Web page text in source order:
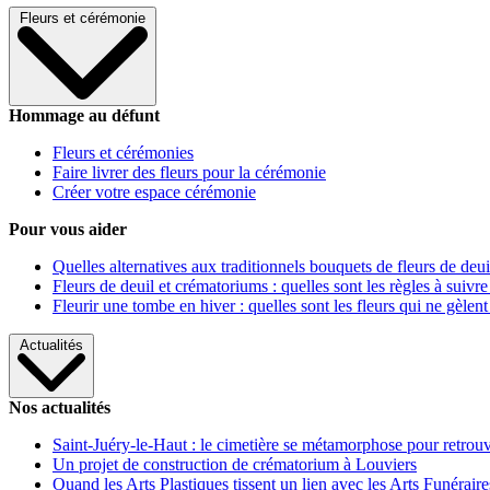
Fleurs et cérémonie
Hommage au défunt
Fleurs et cérémonies
Faire livrer des fleurs pour la cérémonie
Créer votre espace cérémonie
Pour vous aider
Quelles alternatives aux traditionnels bouquets de fleurs de
Fleurs de deuil et crématoriums : quelles sont les règles à
Fleurir une tombe en hiver : quelles sont les fleurs qui ne gèlent
Actualités
Nos actualités
Saint-Juéry-le-Haut : le cimetière se métamorphose pour
Un projet de construction de crématorium à Louviers
Quand les Arts Plastiques tissent un lien avec les Arts